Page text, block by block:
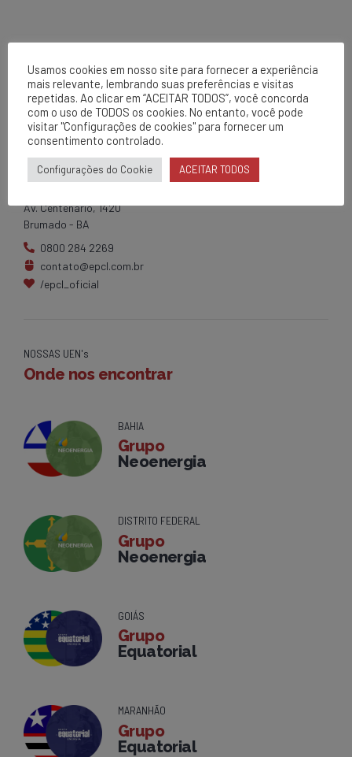
EPCL
Matriz
Av. Centenário, 1420
Brumado - BA
0800 284 2269
contato@epcl.com.br
/epcl_oficial
NOSSAS UEN's
Onde nos encontrar
BAHIA
Grupo
Neoenergia
DISTRITO FEDERAL
Grupo
Neoenergia
GOIÁS
Grupo
Equatorial
MARANHÃO
Grupo
Equatorial
Usamos cookies em nosso site para fornecer a experiência
mais relevante, lembrando suas preferências e visitas
repetidas. Ao clicar em “ACEITAR TODOS”, você concorda
com o uso de TODOS os cookies. No entanto, você pode
visitar "Configurações de cookies" para fornecer um
consentimento controlado.
Configurações do Cookie ACEITAR TODOS